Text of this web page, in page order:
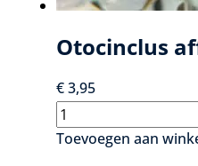
Otocinclus
€3,95
Otocinclus
affinis
-
Toevoegen aan